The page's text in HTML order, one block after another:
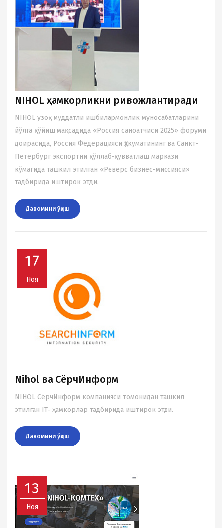
NIHOL ҳамкорликни ривожлантиради
NIHOL узоқ муддатли ишбилармонлик муносабатларини
йўлга қўйиш мақсадида «Россия саноатчиси 2025» форуми
доирасида, Россия Федерацияси Ҳукуматининг ва Санкт-
Петербург экспортни қўллаб-қувватлаш маркази
кўмагида ташкил этилган «Реверс бизнес-миссияси»
тадбирида иштирок этди.
Давомини ўқиш
17
Ноя
Nihol вa СёрчИнформ
NIHOL СёрчИнформ компанияси томонидан ташкил
этилган IT- ҳамкорлар тадбирида иштирок этди.
Давомини ўқиш
13
Ноя